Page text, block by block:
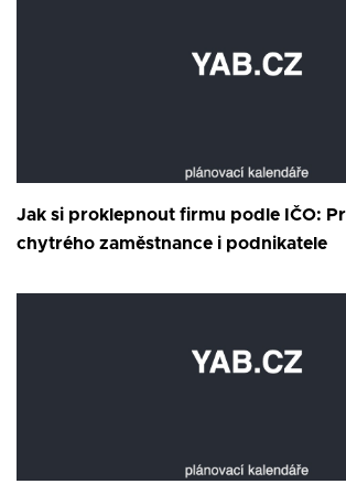
Jak si proklepnout firmu podle IČO:
chytrého zaměstnance i podnikatele